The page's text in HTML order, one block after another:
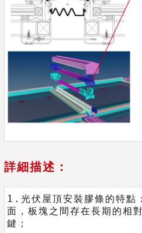
詳細描述：
1.光伏屋頂安裝膠條的特點
面，板塊之間存在長期的相
鍵；